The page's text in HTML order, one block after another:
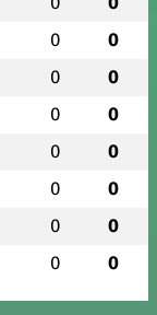
0 0
0 0
0 0
0 0
0 0
0 0
0 0